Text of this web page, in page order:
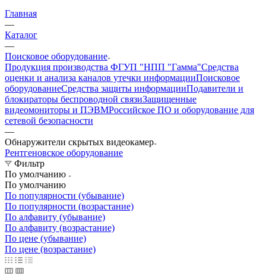
Главная
—
Каталог
—
Поисковое оборудование
Продукция производства ФГУП "НПП "Гамма"Средства
оценки и анализа каналов утечки информацииПоисковое
оборудованиеСредства защиты информацииПодавители и
блокираторы беспроводной связиЗащищенные
видеомониторы и ПЭВМРоссийское ПО и оборудование для
сетевой безопасности
—
Обнаружители скрытых видеокамер
Рентгеновское оборудование
Фильтр
По умолчанию
По умолчанию
По популярности (убывание)
По популярности (возрастание)
По алфавиту (убывание)
По алфавиту (возрастание)
По цене (убывание)
По цене (возрастание)